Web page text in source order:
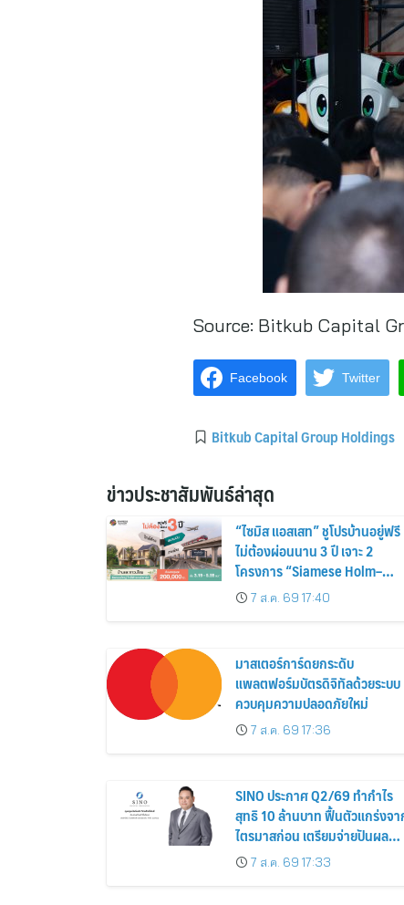
Source: Bitkub Capital
Facebook Twitter
Bitkub Capital Group Holdings
ข่าวประชาสัมพันธ์ล่าสุด
“ไซมิส แอสเสท” ชูโปรบ้านอยู่ฟรี
ไม่ต้องผ่อนนาน 3 ปี เจาะ 2
โครงการ “Siamese Holm–
Siamese Blossom” พร้อม
ส่วนลดและสิทธิพิเศษถึง 31
7 ส.ค. 69 17:40
มาสเตอร์การ์ดยกระดับ
แพลตฟอร์มบัตรดิจิทัลด้วยระบบ
ควบคุมความปลอดภัยใหม่
7 ส.ค. 69 17:36
SINO ประกาศ Q2/69 ทำกำไร
สุทธิ 10 ล้านบาท ฟื้นตัวแกร่งจ
ไตรมาสก่อน เตรียมจ่ายปันผล
ระหว่างกาล 0.014423 บาทต่อหุ้น
ครึ่งปีหลังมุ่งเติบโตต่อเนื่อง
7 ส.ค. 69 17:33